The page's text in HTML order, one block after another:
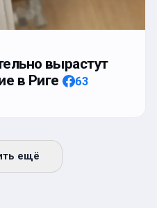
вырастут
в Риге
63
ещё